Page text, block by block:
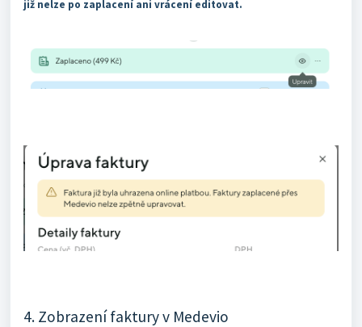
již nelze po zaplacení ani vrácení editovat.
4. Zobrazení faktury v Medevio